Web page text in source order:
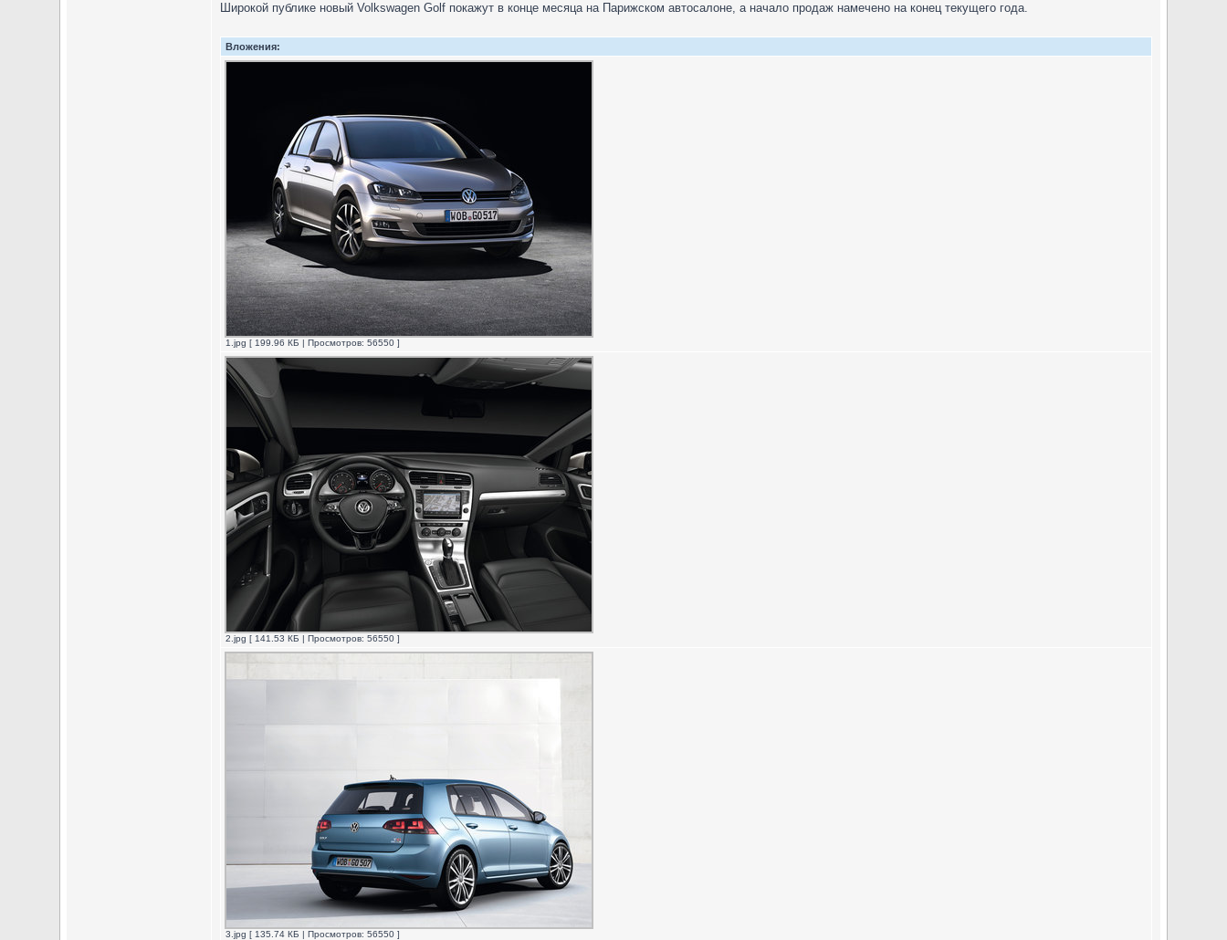
Широкой публике новый Volkswagen Golf покажут в конце месяца на Парижском автосалоне, а начало продаж намечено на конец текущего года.
Вложения:
1.jpg [ 199.96 КБ | Просмотров: 56550 ]
2.jpg [ 141.53 КБ | Просмотров: 56550 ]
3.jpg [ 135.74 КБ | Просмотров: 56550 ]